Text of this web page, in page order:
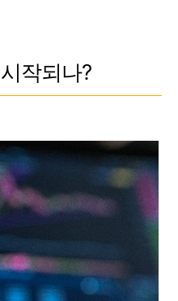
작되나?